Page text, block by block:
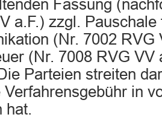
Fassung
a.F.) zzgl.
(Nr. 7002 RVG
(Nr. 7008 RVG VV
Parteien streiten
Verfahrensgebühr in
hat.